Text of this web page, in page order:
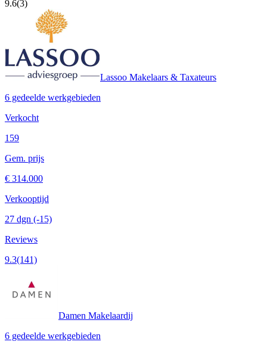
9.6(3)
Lassoo Makelaars & Taxateurs
6 gedeelde werkgebieden
Verkocht
159
Gem. prijs
€ 314.000
Verkooptijd
27 dgn (-15)
Reviews
9.3(141)
Damen Makelaardij
6 gedeelde werkgebieden